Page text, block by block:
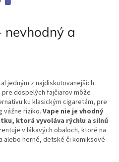
nevhodný a
jedným z najdiskutovanejších
dospelých fajčiarov môže
ku klasickým cigaretám, pre
vážne riziko. Vape nie je vhodný
ktorá vyvoláva rýchlu a silnú
v lákavých obaloch, ktoré na
alebo herné, detské či komiksové